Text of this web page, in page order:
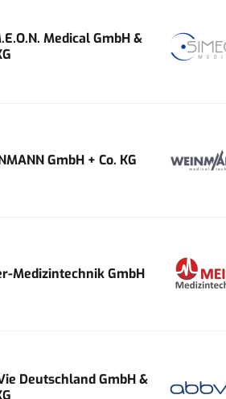
Medical GmbH &
GmbH + Co. KG
Medizintechnik GmbH
Deutschland GmbH &